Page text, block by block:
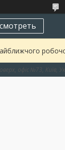
офіс №73, Київ,